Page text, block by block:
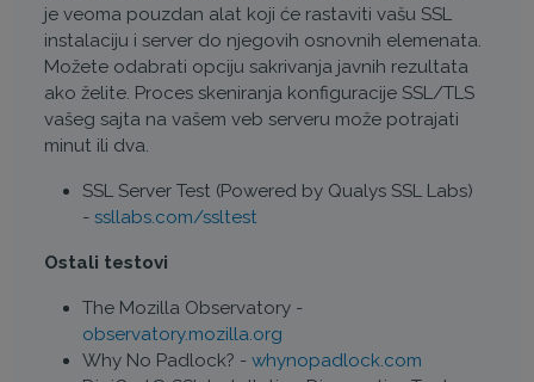
je veoma pouzdan alat koji će rastaviti vašu SSL
instalaciju i server do njegovih osnovnih elemenata.
Možete odabrati opciju sakrivanja javnih rezultata
ako želite. Proces skeniranja konfiguracije SSL/TLS
vašeg sajta na vašem veb serveru može potrajati
minut ili dva.
SSL Server Test (Powered by Qualys SSL Labs)
- ssllabs.com/ssltest
Ostali testovi
The Mozilla Observatory -
observatory.mozilla.org
Why No Padlock? - whynopadlock.com